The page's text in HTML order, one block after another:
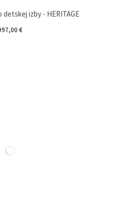
detskej izby - HERITAGE
€